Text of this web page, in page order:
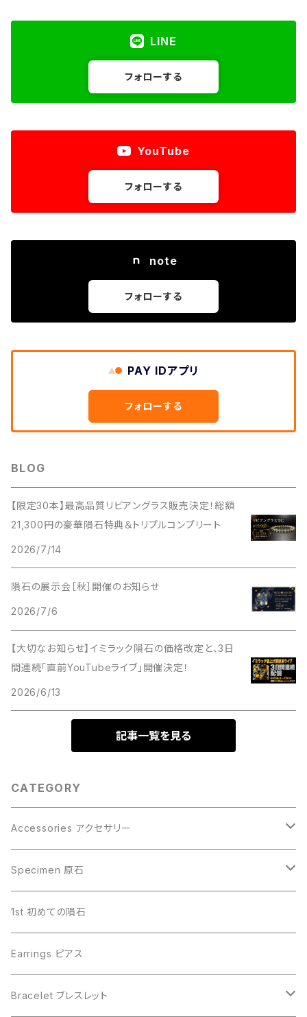
LINE
フォローする
YouTube
フォローする
note
フォローする
PAY IDアプリ
フォローする
BLOG
【限定30本】最高品質リビアングラス販売決定！総額
21,300円の豪華隕石特典＆トリプルコンプリート
2026/7/14
隕石の展示会［秋］開催のお知らせ
2026/7/6
【大切なお知らせ】イミラック隕石の価格改定と、3日
間連続「直前YouTubeライブ」開催決定！
2026/6/13
記事一覧を見る
CATEGORY
Accessories アクセサリー
Gibeon ギベオン
Aletai アルタイ
Campo del Cielo カンポデルシエロ
Muonionalusta ムオニオナルスタ
Specimen 原石
Gibeon ギベオン
Campo del Cielo カンポデルシエロ
Aletai アルタイ
1st 初めての隕石
Earrings ピアス
Bracelet ブレスレット